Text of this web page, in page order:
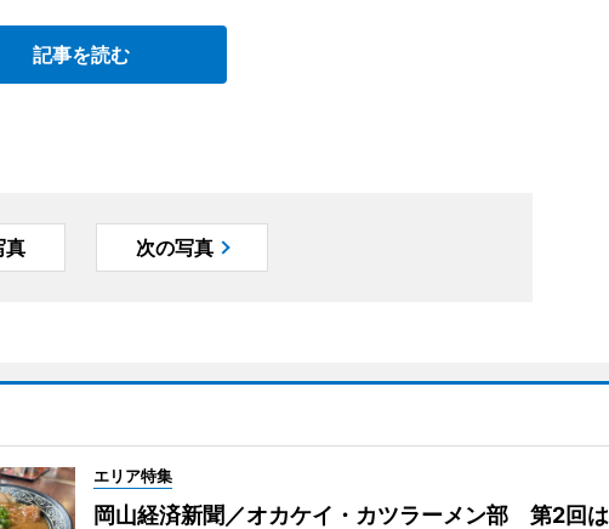
記事を読む
真 次の写真
エリア特集
岡山経済新聞／オカケイ・カツラーメン部 第2回は